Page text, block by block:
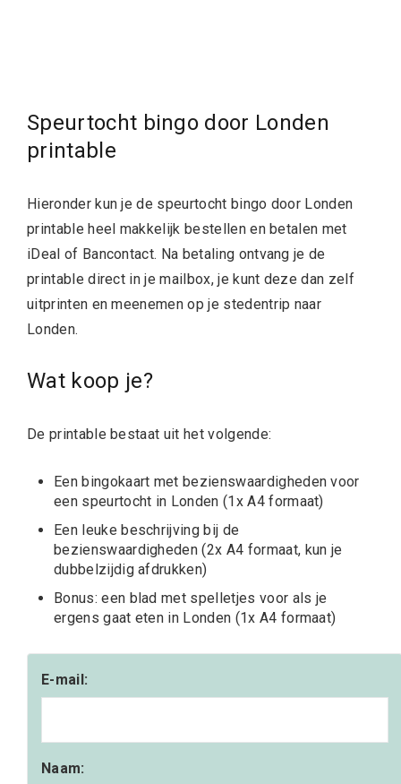
Speurtocht bingo door Londen
printable
Hieronder kun je de speurtocht bingo door Londen
printable heel makkelijk bestellen en betalen met
iDeal of Bancontact. Na betaling ontvang je de
printable direct in je mailbox, je kunt deze dan zelf
uitprinten en meenemen op je stedentrip naar
Londen.
Wat koop je?
De printable bestaat uit het volgende:
Een bingokaart met bezienswaardigheden voor
een speurtocht in Londen (1x A4 formaat)
Een leuke beschrijving bij de
bezienswaardigheden (2x A4 formaat, kun je
dubbelzijdig afdrukken)
Bonus: een blad met spelletjes voor als je
ergens gaat eten in Londen (1x A4 formaat)
E-mail:
Naam: